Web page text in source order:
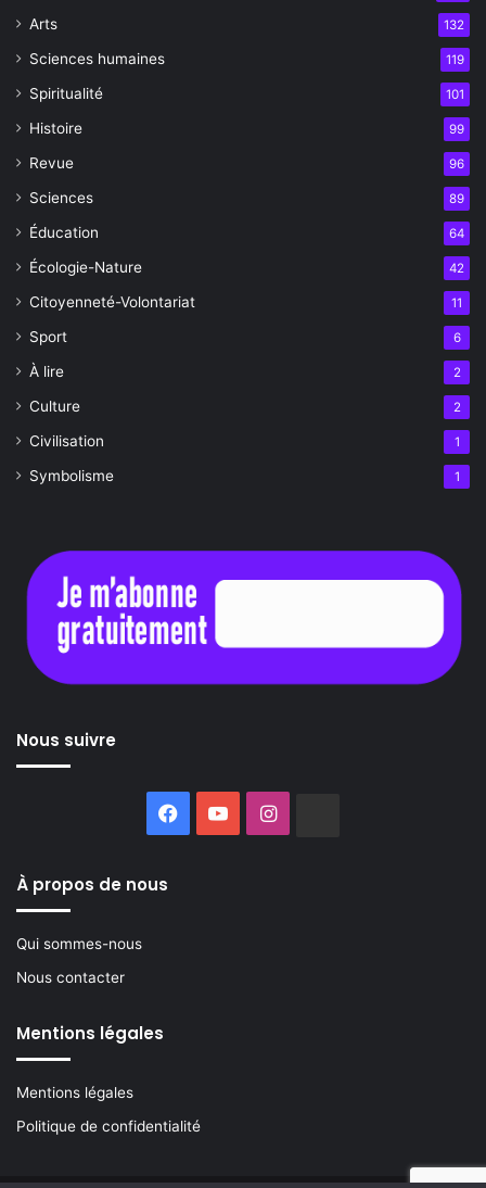
Arts 132
Sciences humaines 119
Spiritualité 101
Histoire 99
Revue 96
Sciences 89
Éducation 64
Écologie-Nature 42
Citoyenneté-Volontariat 11
Sport 6
À lire 2
Culture 2
Civilisation 1
Symbolisme 1
Nous suivre
Facebook
YouTubeInstagram
À propos de nous
Qui sommes-nous
Nous contacter
Mentions légales
Mentions légales
Politique de confidentialité